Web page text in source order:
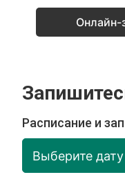
Онлайн-
Расписание и
Выберите